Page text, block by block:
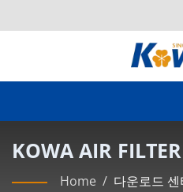
KOWA AIR
LTD.
Home / 다운로드 센